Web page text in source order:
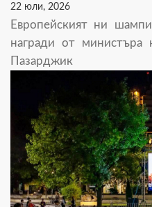
22 юли, 2026
Европейският ни
награди от
Пазарджик